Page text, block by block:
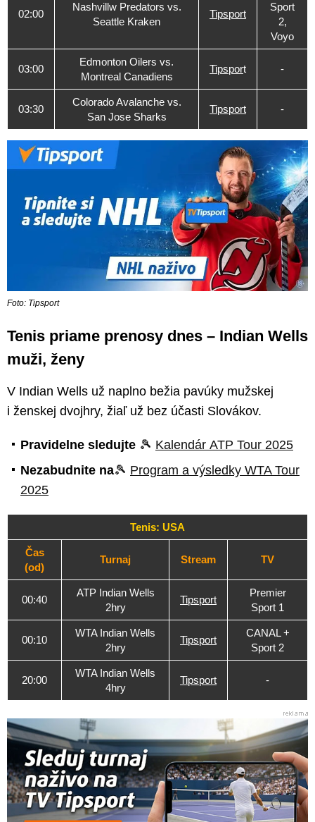
02:00
Nashvillw Predators vs.
Seattle Kraken
Tipsport
Sport
2,
Voyo
03:00
Edmonton Oilers vs.
Montreal Canadiens
Tipsport -
03:30
Colorado Avalanche vs.
San Jose Sharks
Tipsport -
Foto: Tipsport
Tenis priame prenosy dnes – Indian Wells
muži, ženy
V Indian Wells už naplno bežia pavúky mužskej
i ženskej dvojhry, žiaľ už bez účasti Slovákov.
Pravidelne sledujte 🎾 Kalendár ATP Tour 2025
Nezabudnite na🎾 Program a výsledky WTA Tour
2025
Tenis: USA
Čas
(od)
Turnaj Stream TV
00:40
ATP Indian Wells
2hry
Tipsport
Premier
Sport 1
00:10
WTA Indian Wells
2hry
Tipsport
CANAL +
Sport 2
20:00
WTA Indian Wells
4hry
Tipsport -